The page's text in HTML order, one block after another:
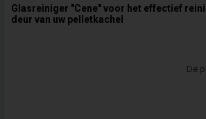
Glasreiniger "Cene" voor het effectief
deur van uw pelletkachel
De